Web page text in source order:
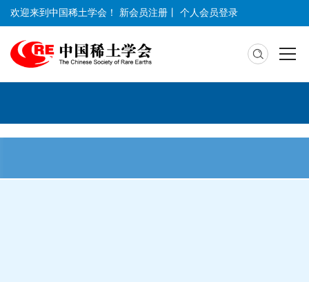
欢迎来到中国稀土学会！ 新会员注册 个人会员登录